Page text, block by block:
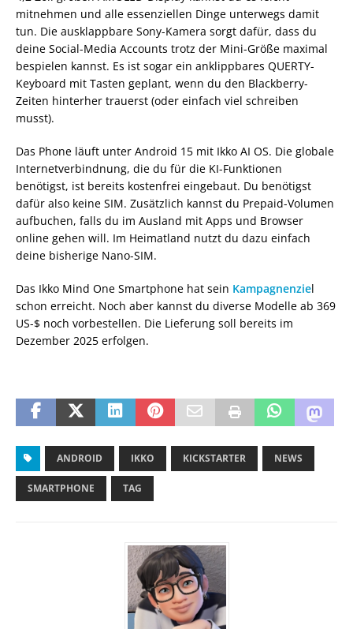
mitnehmen und alle essenziellen Dinge unterwegs damit
tun. Die ausklappbare Sony-Kamera sorgt dafür, dass du
deine Social-Media Accounts trotz der Mini-Größe maximal
bespielen kannst. Es ist sogar ein anklippbares QUERTY-
Keyboard mit Tasten geplant, wenn du den Blackberry-
Zeiten hinterher trauerst (oder einfach viel schreiben
musst).
Das Phone läuft unter Android 15 mit Ikko AI OS. Die globale
Internetverbindnung, die du für die KI-Funktionen
benötigst, ist bereits kostenfrei eingebaut. Du benötigst
dafür also keine SIM. Zusätzlich kannst du Prepaid-Volumen
aufbuchen, falls du im Ausland mit Apps und Browser
online gehen will. Im Heimatland nutzt du dazu einfach
deine bisherige Nano-SIM.
Das Ikko Mind One Smartphone hat sein Kampagnenziel
schon erreicht. Noch aber kannst du diverse Modelle ab 369
US-$ noch vorbestellen. Die Lieferung soll bereits im
Dezember 2025 erfolgen.
ANDROID IKKO KICKSTARTER NEWS
SMARTPHONE TAG